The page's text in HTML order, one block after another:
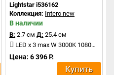
Lightstar i536162
Коллекция: Intero new
В наличии
В: 2.7 см Д: 25.4 см
LED x 3 max W 3000K 1080Lm
Цена: 6 396 Р.
Купить